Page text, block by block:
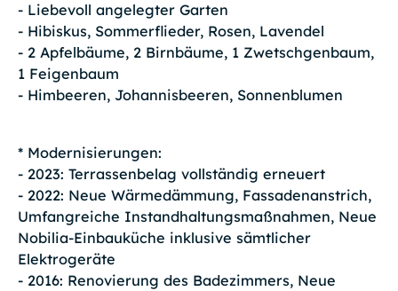
- Liebevoll angelegter Garten
- Hibiskus, Sommerflieder, Rosen, Lavendel
- 2 Apfelbäume, 2 Birnbäume, 1 Zwetschgenbaum,
1 Feigenbaum
- Himbeeren, Johannisbeeren, Sonnenblumen
* Modernisierungen:
- 2023: Terrassenbelag vollständig erneuert
- 2022: Neue Wärmedämmung, Fassadenanstrich,
Umfangreiche Instandhaltungsmaßnahmen, Neue
Nobilia-Einbauküche inklusive sämtlicher
Elektrogeräte
- 2016: Renovierung des Badezimmers, Neue